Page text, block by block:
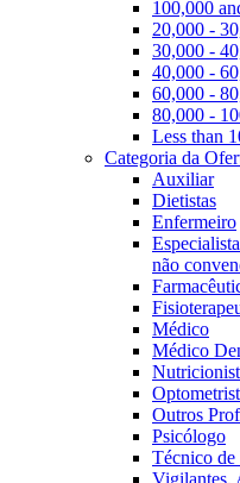
100,000
20,000 -
30,000 -
40,000 -
60,000 -
80,000 -
Less than
Categoria da
Auxiliar
Dietistas
Enfermeiro
não
Médico
Médico
Outros
Psicólogo
Técnico de
Vigilantes,